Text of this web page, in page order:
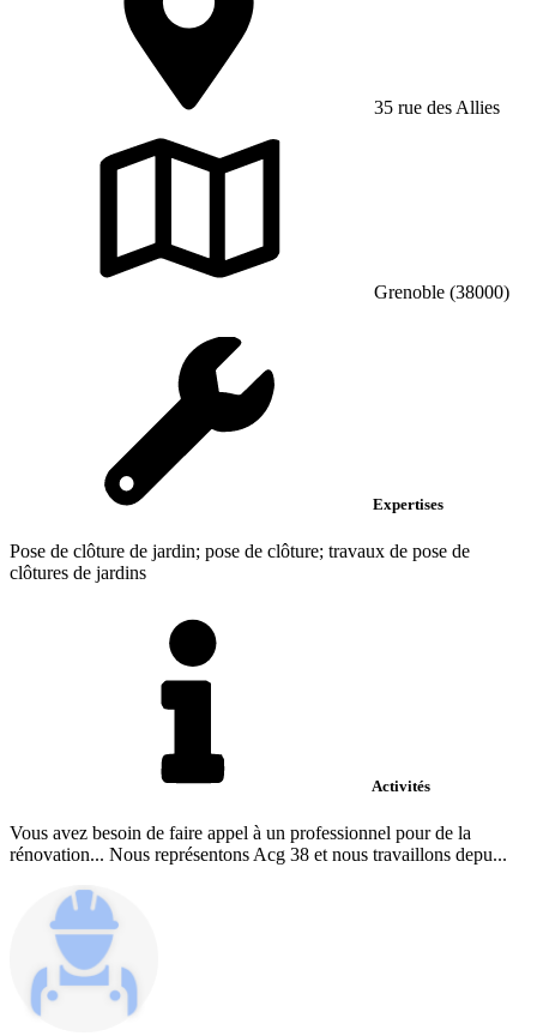
35 rue des Allies
Grenoble (38000)
Expertises
Pose de clôture de jardin; pose de clôture; travaux de pose de
clôtures de jardins
Activités
Vous avez besoin de faire appel à un professionnel pour de la
rénovation... Nous représentons Acg 38 et nous travaillons depu...